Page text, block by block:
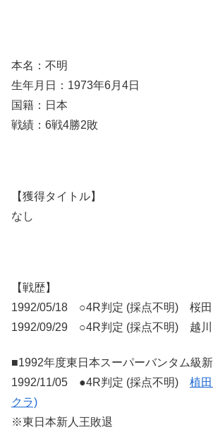
本名：不明
生年月日：1973年6月4日
国籍：日本
戦績：6戦4勝2敗
【獲得タイトル】
なし
【戦歴】
1992/05/18 ○4R判定 (採点不明) 桜田
1992/09/29 ○4R判定 (採点不明) 越川
■1992年度東日本スーパーバンタム級
1992/11/05 ●4R判定 (採点不明) 植
クラ)
※東日本新人王敗退